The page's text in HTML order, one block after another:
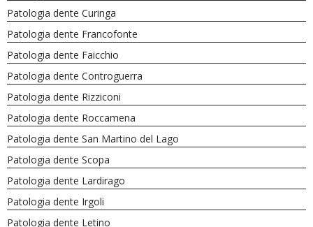
Patologia dente Curinga
Patologia dente Francofonte
Patologia dente Faicchio
Patologia dente Controguerra
Patologia dente Rizziconi
Patologia dente Roccamena
Patologia dente San Martino del Lago
Patologia dente Scopa
Patologia dente Lardirago
Patologia dente Irgoli
Patologia dente Letino